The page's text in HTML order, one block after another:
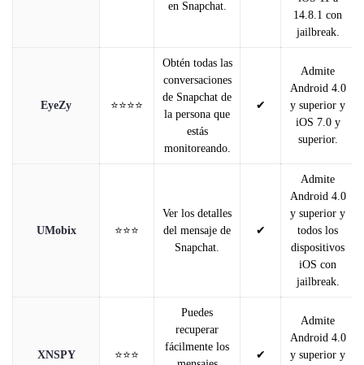
en Snapchat.
14.8.1 con
jailbreak.
EyeZy ⭐⭐⭐⭐
Obtén todas las
conversaciones
de Snapchat de
la persona que
estás
monitoreando.
✔
Admite
Android 4.0
y superior y
iOS 7.0 y
superior.
UMobix ⭐⭐⭐
Ver los detalles
del mensaje de
Snapchat.
✔
Admite
Android 4.0
y superior y
todos los
dispositivos
iOS con
jailbreak.
XNSPY ⭐⭐⭐
Puedes
recuperar
fácilmente los
✔
Admite
Android 4.0
y superior y